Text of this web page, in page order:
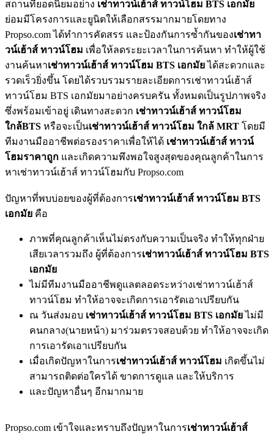
สถานที่ยอดนิยมอย่าง เช่าทาวน์เฮ้าส์ ทาวน์โฮม BTS เอกมัย
ย่อมมีโครงการและยูนิตให้เลือกสรรมากมายโดยทาง
Propso.com ได้ทำการคัดสรร และป้องกันการซ้ำกันของเช่าทา
วน์เฮ้าส์ ทาวน์โฮม เพื่อให้ลดระยะเวลาในการค้นหา ทำให้ผู้ใช้
งานค้นหาเช่าทาวน์เฮ้าส์ ทาวน์โฮม BTS เอกมัยได้สะดวกและ
รวดเร็วยิ่งขึ้น โดยได้รวบรวมรายละเอียดการเช่าทาวน์เฮ้าส์
ทาวน์โฮม BTS เอกมัยมาอย่างครบครัน ทั้งหมดเป็นรูปภาพจริง
ซึ่งพร้อมเข้าอยู่ เดินทางสะดวก เช่าทาวน์เฮ้าส์ ทาวน์โฮม
ใกล้BTS หรือจะเป็นเช่าทาวน์เฮ้าส์ ทาวน์โฮม ใกล้ MRT โดยมี
ทีมงานมืออาชีพต่อรองราคาเพื่อให้ได้ เช่าทาวน์เฮ้าส์ ทาวน์
โฮมราคาถูก และเกิดความพึงพอใจสูงสุดของคุณลูกค้าในการ
หาเช่าทาวน์เฮ้าส์ ทาวน์โฮมกับ Propso.com
ปัญหาที่พบบ่อยของผู้ที่ต้องการเช่าทาวน์เฮ้าส์ ทาวน์โฮม BTS
เอกมัย คือ
ภาพที่คุณลูกค้าเห็นไม่ตรงกับความเป็นจริง ทำให้ทุกฝ่าย
เสียเวลารวมถึง ผู้ที่ต้องการเช่าทาวน์เฮ้าส์ ทาวน์โฮม BTS
เอกมัย
ไม่มีทีมงานมืออาชีพดูแลตลอดระหว่างเช่าทาวน์เฮ้าส์
ทาวน์โฮม ทำให้อาจจะเกิดการเอารัดเอาเปรียบกัน
ณ วันส่งมอบ เช่าทาวน์เฮ้าส์ ทาวน์โฮม BTS เอกมัยไม่มี
คนกลาง(นายหน้า) มาร่วมตรวจสอบด้วย ทำให้อาจจะเกิด
การเอารัดเอาเปรียบกัน
เมื่อเกิดปัญหาในการเช่าทาวน์เฮ้าส์ ทาวน์โฮม เกิดขึ้นไม่
สามารถติดต่อใครได้ ขาดการดูแล และให้บริการ
และปัญหาอื่นๆ อีกมากมาย
Propso.com เข้าใจและทราบถึงปัญหาในการเช่าทาวน์เฮ้าส์